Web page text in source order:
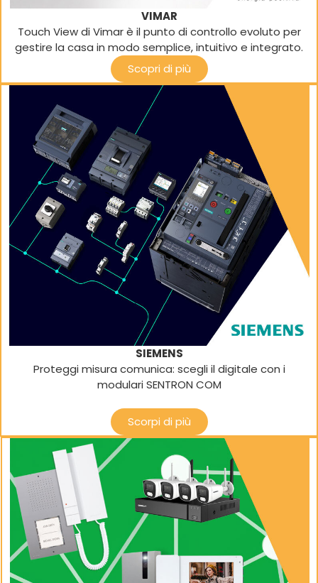
VIMAR
Touch View di Vimar è il punto di controllo evoluto per
gestire la casa in modo semplice, intuitivo e integrato.
Scopri di più
SIEMENS
Proteggi misura comunica: scegli il digitale con i
modulari SENTRON COM
Scorpi di più